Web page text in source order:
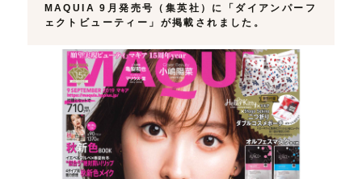
MAQUIA 9月発売号（集英社）に「ダイアンパーフ
ェクトビューティー」が掲載されました。